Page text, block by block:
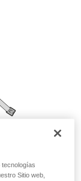
a
para
con
no
tecnologías
Sitio web,